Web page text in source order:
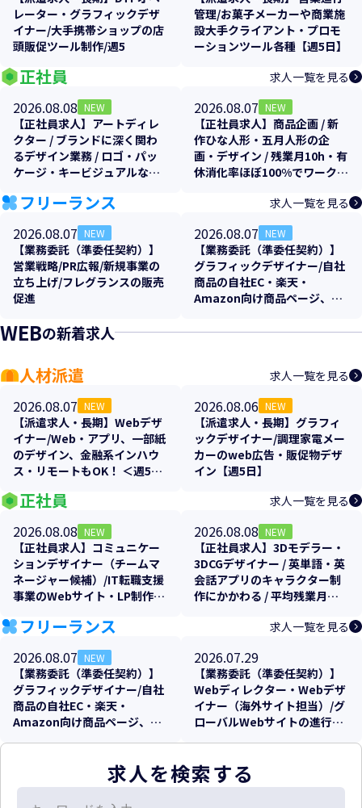
レーター・グラフィックデザ
イナー/大手携帯ショップの店
頭販促ツール制作/週5
管理/お菓子メーカーや商業施
設大手クライアント・プロモ
ーションツール各種【週5日】
正社員 求人一覧を見る
2026.08.08 NEW
【正社員求人】アートディレ
クター / ブランドに深く関わ
るデザイン業務 / ロゴ・パッ
ケージ・キービジュアルなど
祝休み
2026.08.07 NEW
【正社員求人】商品企画 / 新
作ひな人形・五月人形の企
画・デザイン / 残業月10h・有
休消化率ほぼ100%でワークラ
フリーランス 求人一覧を見る
2026.08.07 NEW
【業務委託（準委任契約）】
営業戦略/PR広報/新規事業の
立ち上げ/フレグランスの販売
促進
2026.08.07 NEW
【業務委託（準委任契約）】
グラフィックデザイナー/自社
商品の自社EC・楽天・
Amazon向け商品ページ、各
支援
WEBの新着求人
人材派遣 求人一覧を見る
2026.08.07 NEW
【派遣求人・長期】Webデザ
イナー/Web・アプリ、一部紙
のデザイン、金融系インハウ
ス・リモートもOK！ ＜週5日
2026.08.06 NEW
【派遣求人・長期】グラフィ
ックデザイナー/調理家電メー
カーのweb広告・販促物デザ
イン【週5日】
正社員 求人一覧を見る
2026.08.08 NEW
【正社員求人】コミュニケー
ションデザイナー（チームマ
ネージャー候補）/IT転職支援
事業のWebサイト・LP制作/
週2リモート可
2026.08.08 NEW
【正社員求人】3Dモデラー・
3DCGデザイナー / 英単語・英
会話アプリのキャラクター制
作にかかわる / 平均残業月
フリーランス 求人一覧を見る
2026.08.07 NEW
【業務委託（準委任契約）】
グラフィックデザイナー/自社
商品の自社EC・楽天・
Amazon向け商品ページ、各
2026.07.29
【業務委託（準委任契約）】
Webディレクター・Webデザ
イナー（海外サイト担当）/グ
ローバルWebサイトの進行管
求人を検索する